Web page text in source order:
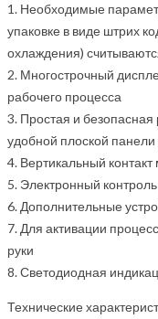
1. Необходимые
упаковке в виде штрих
охлаждения)
2. Многострочный
рабочего процесса
3. Простая и
удобной плоской
4. Вертикальный
5. Электронный
6. Дополнительные
7. Для активации
руки
8. Светодиодная
Технические